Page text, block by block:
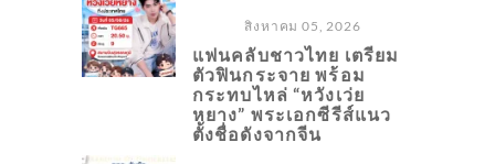
สิงหาคม 05, 2026
แฟนคลับชาวไทย เตรียม
ตัวฟินกระจาย พร้อม
กระทบไหล่ “หวังเว่ย
หยาง” พระเอกซีรีส์แนว
ตั้งชื่อดังจากจีน